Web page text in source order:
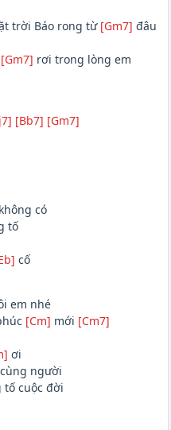
trời Báo rong từ [Gm7] đâu
[Gm7] rơi trong lòng em
[Bb7] [Gm7]
có
tố
cố
em nhé
[Cm] mới [Cm7]
ơi
người
tố cuộc đời